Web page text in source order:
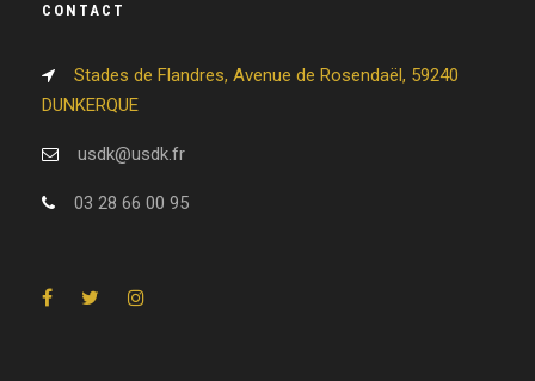
CONTACT
Stades de Flandres, Avenue de Rosendaël, 59240
DUNKERQUE
usdk@usdk.fr
03 28 66 00 95